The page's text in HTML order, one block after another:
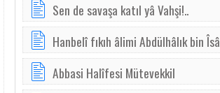
Sen de savaşa katıl yâ Vahşi!..
Hanbelî fıkıh âlimi Abdülhâlık bin Îsâ
Ab­ba­si Halî­fe­si Mü­te­vek­kil